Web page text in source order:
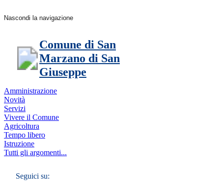
Nascondi la navigazione
Comune di San
Marzano di San
Giuseppe
Amministrazione
Novità
Servizi
Vivere il Comune
Agricoltura
Tempo libero
Istruzione
Tutti gli argomenti...
Seguici su: